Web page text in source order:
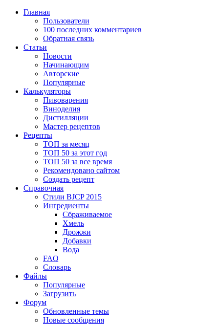
Главная
Пользователи
100 последних комментариев
Обратная связь
Статьи
Новости
Начинающим
Авторские
Популярные
Калькуляторы
Пивоварения
Виноделия
Дистилляции
Мастер рецептов
Рецепты
ТОП за месяц
ТОП 50 за этот год
ТОП 50 за все время
Рекомендовано сайтом
Создать рецепт
Справочная
Стили BJCP 2015
Ингредиенты
Сбраживаемое
Хмель
Дрожжи
Добавки
Вода
FAQ
Словарь
Файлы
Популярные
Загрузить
Форум
Обновленные темы
Новые сообщения